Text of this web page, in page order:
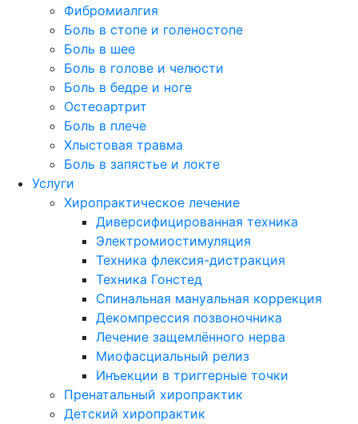
Фибромиалгия
Боль в стопе и голеностопе
Боль в шее
Боль в голове и челюсти
Боль в бедре и ноге
Остеоартрит
Боль в плече
Хлыстовая травма
Боль в запястье и локте
Услуги
Хиропрактическое лечение
Диверсифицированная техника
Электромиостимуляция
Техника флексия-дистракция
Техника Гонстед
Спинальная мануальная коррекция
Декомпрессия позвоночника
Лечение защемлённого нерва
Миофасциальный релиз
Инъекции в триггерные точки
Пренатальный хиропрактик
Детский хиропрактик